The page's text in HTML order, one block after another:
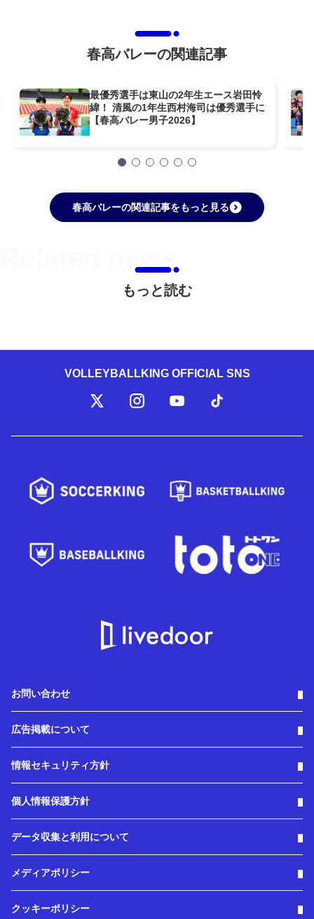
春高バレーの関連記事
最優秀選手は東山の2年生エース岩田怜
緯！ 清風の1年生西村海司は優秀選手に
【春高バレー男子2026】
春高バレーの関連記事をもっと見る
もっと読む
VOLLEYBALLKING OFFICIAL SNS
お問い合わせ
広告掲載について
情報セキュリティ方針
個人情報保護方針
データ収集と利用について
メディアポリシー
クッキーポリシー